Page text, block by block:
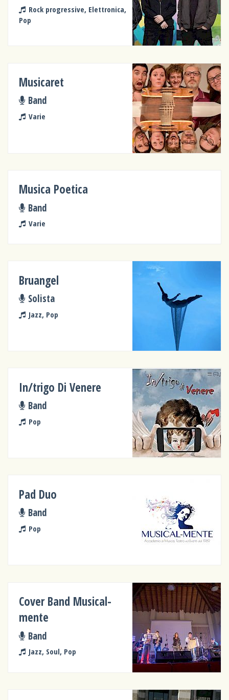
Rock progressive, Elettronica,
Pop
Musicaret
Band
Varie
Musica Poetica
Band
Varie
Bruangel
Solista
Jazz, Pop
In/trigo Di Venere
Band
Pop
Pad Duo
Band
Pop
Cover Band Musical-
mente
Band
Jazz, Soul, Pop